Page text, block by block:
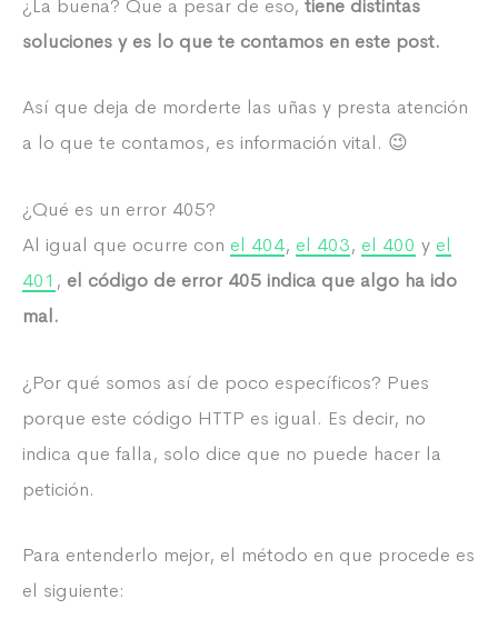
¿La buena? Que a pesar de eso, tiene distintas
soluciones y es lo que te contamos en este post.
Así que deja de morderte las uñas y presta atención
a lo que te contamos, es información vital. 😉
¿Qué es un error 405?
Al igual que ocurre con el 404, el 403, el 400 y el
401 , el código de error 405 indica que algo ha ido
mal.
¿Por qué somos así de poco específicos? Pues
porque este código HTTP es igual. Es decir, no
indica que falla, solo dice que no puede hacer la
petición.
Para entenderlo mejor, el método en que procede es
el siguiente: